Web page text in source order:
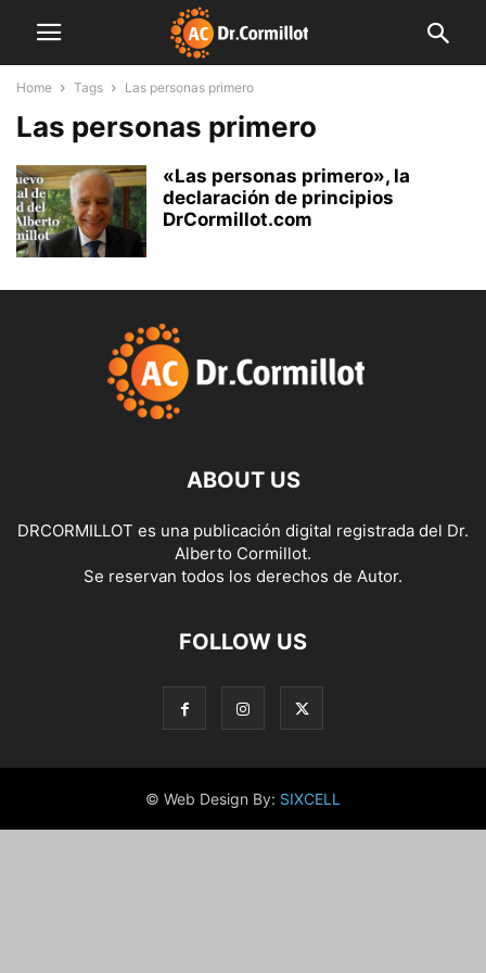
Home Tags Las personas primero
Las personas primero
«Las personas primero», la
declaración de principios
DrCormillot.com
ABOUT US
DRCORMILLOT es una publicación digital registrada del Dr.
Alberto Cormillot.
Se reservan todos los derechos de Autor.
FOLLOW US
© Web Design By: SIXCELL